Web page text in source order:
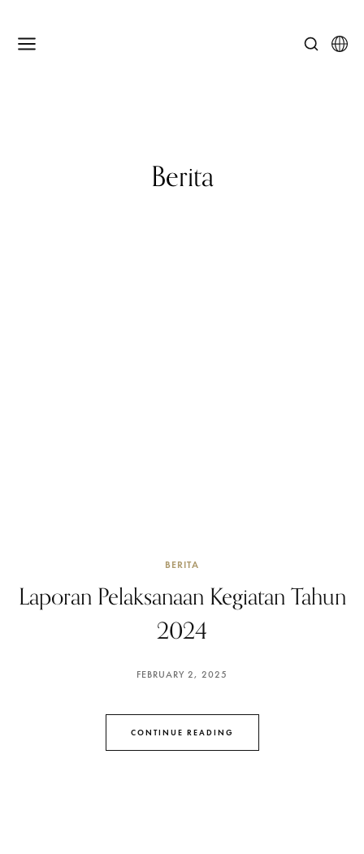
Berita
BERITA
Laporan Pelaksanaan Kegiatan Tahun
2024
FEBRUARY 2, 2025
CONTINUE READING